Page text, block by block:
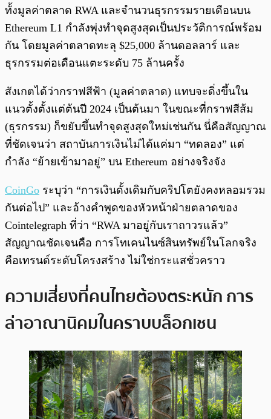
ทั้งมูลค่าตลาด RWA และจำนวนธุรกรรมรายเดือนบน
Ethereum L1 กำลังพุ่งทำจุดสูงสุดเป็นประวัติการณ์พร้อม
กัน โดยมูลค่าตลาดทะลุ $25,000 ล้านดอลลาร์ และ
ธุรกรรมต่อเดือนแตะระดับ 75 ล้านครั้ง
สังเกตได้ว่ากราฟสีฟ้า (มูลค่าตลาด) แทบจะดิ่งขึ้นใน
แนวตั้งตั้งแต่ต้นปี 2024 เป็นต้นมา ในขณะที่กราฟสีส้ม
(ธุรกรรม) ก็ขยับขึ้นทำจุดสูงสุดใหม่เช่นกัน นี่คือสัญญาณ
ที่ชัดเจนว่า สถาบันการเงินไม่ได้แค่มา “ทดลอง” แต่
กำลัง “ย้ายเข้ามาอยู่” บน Ethereum อย่างจริงจัง
CoinGo ระบุว่า “การเงินดั้งเดิมกับคริปโตยังคงหลอมรวม
กันต่อไป” และอ้างคำพูดของหัวหน้าฝ่ายตลาดของ
Cointelegraph ที่ว่า “RWA มาอยู่กับเราถาวรแล้ว”
สัญญาณชัดเจนคือ การโทเคนไนซ์สินทรัพย์ในโลกจริง
คือเทรนด์ระดับโครงสร้าง ไม่ใช่กระแสชั่วคราว
ความเสี่ยงที่คนไทยต้องตระหนัก การ
ล่าอาณานิคมในคราบบล็อกเชน